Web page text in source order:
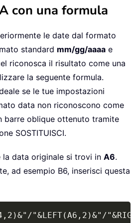
con una formula
le date dal formato
standard mm/gg/aaaa e
riconosca il risultato come una
la seguente formula.
se le tue impostazioni
data non riconoscono come
barre oblique ottenuto tramite
SOSTITUISCI.
la data originale si trovi in A6.
ad esempio B6, inserisci questa
"&LEFT(A6,2)&"/
Copy